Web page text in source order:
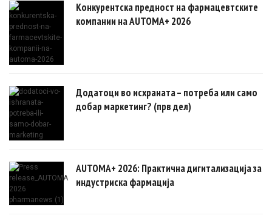
Конкурентска предност на фармацевтските
компании на AUTOMA+ 2026
Додатоци во исхраната – потреба или само
добар маркетинг? (прв дел)
AUTOMA+ 2026: Практична дигитализација за
индустриска фармација